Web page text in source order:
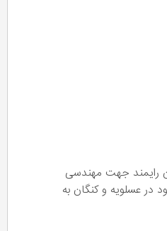
رایمند جهت مهندسی
در عسلویه و کنگان به